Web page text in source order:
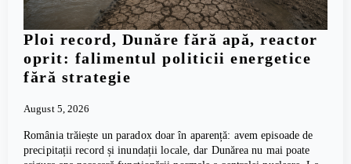
Ploi record, Dunăre fără apă, reactor
oprit: falimentul politicii energetice
fără strategie
August 5, 2026
România trăiește un paradox doar în aparență: avem episoade de
precipitații record și inundații locale, dar Dunărea nu mai poate